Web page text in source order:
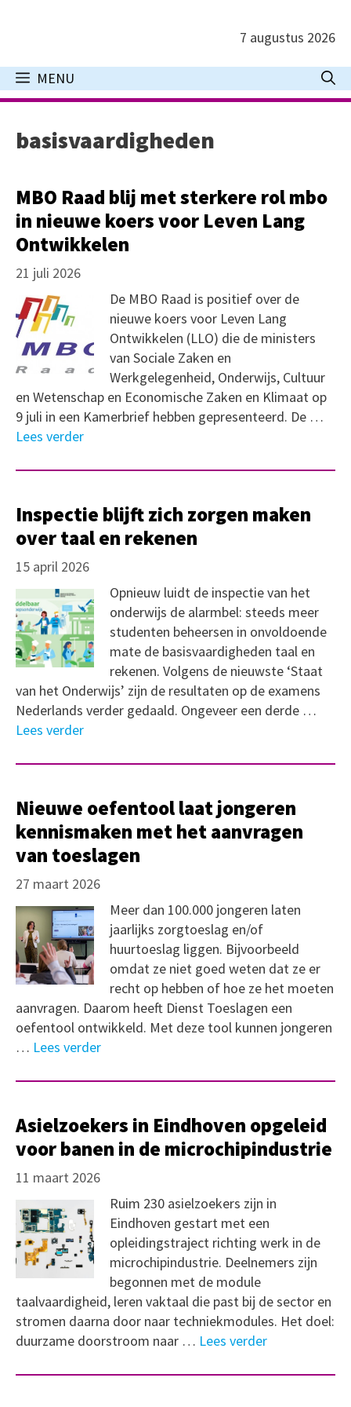
inhoud
7 augustus 2026
MENU
basisvaardigheden
MBO Raad blij met sterkere rol mbo
in nieuwe koers voor Leven Lang
Ontwikkelen
21 juli 2026
De MBO Raad is positief over de
nieuwe koers voor Leven Lang
Ontwikkelen (LLO) die de ministers
van Sociale Zaken en
Werkgelegenheid, Onderwijs, Cultuur
en Wetenschap en Economische Zaken en Klimaat op
9 juli in een Kamerbrief hebben gepresenteerd. De …
Lees verder
Inspectie blijft zich zorgen maken
over taal en rekenen
15 april 2026
Opnieuw luidt de inspectie van het
onderwijs de alarmbel: steeds meer
studenten beheersen in onvoldoende
mate de basisvaardigheden taal en
rekenen. Volgens de nieuwste ‘Staat
van het Onderwijs’ zijn de resultaten op de examens
Nederlands verder gedaald. Ongeveer een derde …
Lees verder
Nieuwe oefentool laat jongeren
kennismaken met het aanvragen
van toeslagen
27 maart 2026
Meer dan 100.000 jongeren laten
jaarlijks zorgtoeslag en/of
huurtoeslag liggen. Bijvoorbeeld
omdat ze niet goed weten dat ze er
recht op hebben of hoe ze het moeten
aanvragen. Daarom heeft Dienst Toeslagen een
oefentool ontwikkeld. Met deze tool kunnen jongeren
… Lees verder
Asielzoekers in Eindhoven opgeleid
voor banen in de microchipindustrie
11 maart 2026
Ruim 230 asielzoekers zijn in
Eindhoven gestart met een
opleidingstraject richting werk in de
microchipindustrie. Deelnemers zijn
begonnen met de module
taalvaardigheid, leren vaktaal die past bij de sector en
stromen daarna door naar techniekmodules. Het doel:
duurzame doorstroom naar … Lees verder